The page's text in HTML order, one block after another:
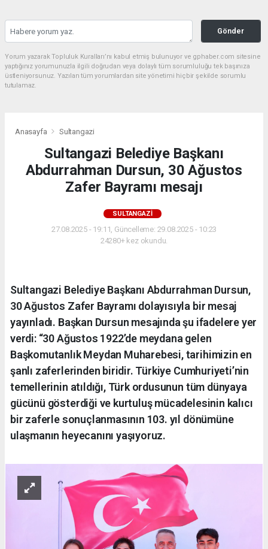
Gönder
Yorum yazarak Topluluk Kuralları’nı kabul etmiş bulunuyor ve gphaber.com sitesine
yaptığınız yorumunuzla ilgili doğrudan veya dolaylı tüm sorumluluğu tek başınıza
üstleniyorsunuz. Yazılan tüm yorumlardan site yönetimi hiçbir şekilde sorumlu
tutulamaz.
Anasayfa Sultangazi
Sultangazi Belediye Başkanı
Abdurrahman Dursun, 30 Ağustos
Zafer Bayramı mesajı
SULTANGAZI
27.08.2025 - 19:11, Güncelleme: 29.08.2025 - 10:23
24280+ kez okundu.
Sultangazi Belediye Başkanı Abdurrahman Dursun,
30 Ağustos Zafer Bayramı dolayısıyla bir mesaj
yayınladı. Başkan Dursun mesajında şu ifadelere yer
verdi: “30 Ağustos 1922’de meydana gelen
Başkomutanlık Meydan Muharebesi, tarihimizin en
şanlı zaferlerinden biridir. Türkiye Cumhuriyeti’nin
temellerinin atıldığı, Türk ordusunun tüm dünyaya
gücünü gösterdiği ve kurtuluş mücadelesinin kalıcı
bir zaferle sonuçlanmasının 103. yıl dönümüne
ulaşmanın heyecanını yaşıyoruz.